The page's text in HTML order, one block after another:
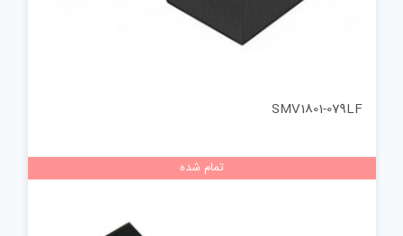
SMV1801-079LF
تمام شده